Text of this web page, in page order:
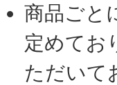
商品ごと
定めてお
ただいて